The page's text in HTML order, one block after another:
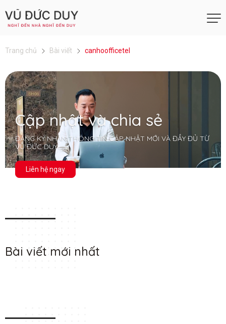
Trang chủ Bài viết canhoofficetel
Cập nhật và chia sẻ
ĐĂNG KÝ NHẬN THÔNG TIN CẬP NHẬT MỚI VÀ ĐẦY ĐỦ TỪ
VŨ ĐỨC DUY
Liên hệ ngay
Bài viết mới nhất